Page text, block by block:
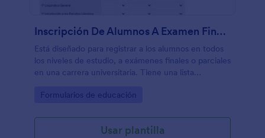
Inscripción De Alumnos A Examen Final Carrera De Lengua Y Literatura
Está diseñado para registrar a los alumnos en todos
los niveles de estudio, a exámenes finales o parciales
en una carrera universitaria. Tiene una lista
carrera, agrupadas por año.
Go to Category:
Formularios de educación
Usar plantilla